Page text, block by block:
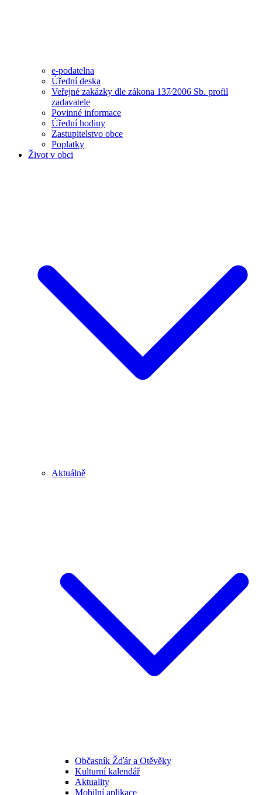
e-podatelna
Úřední deska
Veřejné zakázky dle zákona 137⁄2006 Sb. profil
zadavatele
Povinné informace
Úřední hodiny
Zastupitelstvo obce
Poplatky
Život v obci
Aktuálně
Občasník Žďár a Otěvěky
Kulturní kalendář
Aktuality
Mobilní aplikace